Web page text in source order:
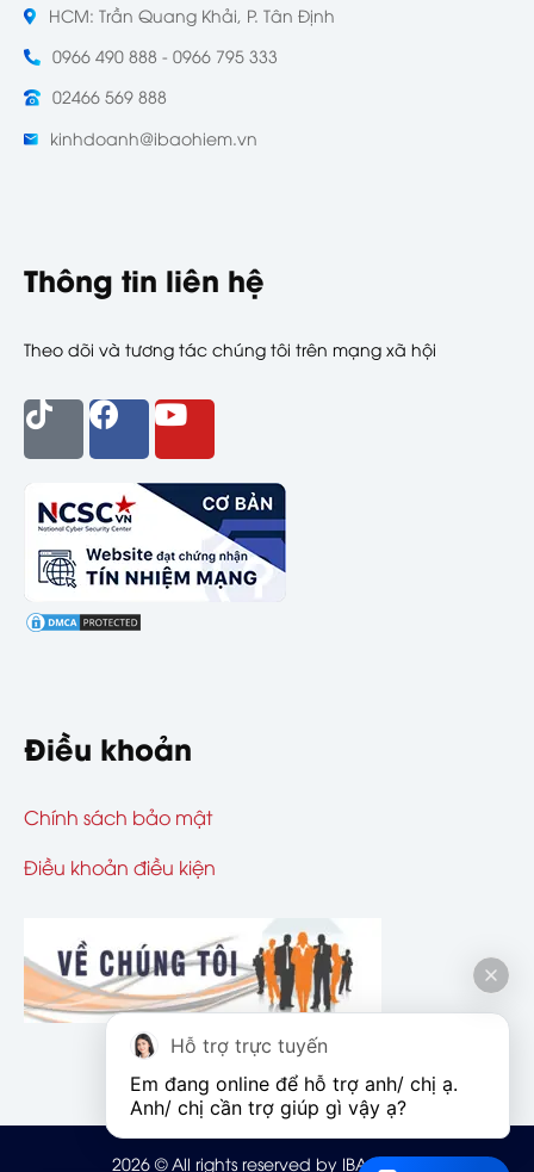
HCM: Trần Quang Khải, P. Tân Định
0966 490 888 - 0966 795 333
02466 569 888
kinhdoanh@ibaohiem.vn
Thông tin liên hệ
Theo dõi và tương tác chúng tôi trên mạng xã hội
Điều khoản
Chính sách bảo mật
Điều khoản điều kiện
2026 © All rights reserved by IBAOHIEM
Hỗ trợ trực tuyến
Em đang online để hỗ trợ anh/ chị ạ.
Anh/ chị cần trợ giúp gì vậy ạ?